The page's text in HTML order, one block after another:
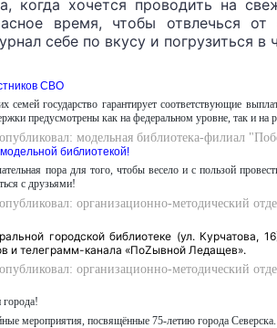
когда хочется проводить на
время, чтобы отвлечься
себе по вкусу и погрузиться в
СВО
государство гарантирует соответствующие
предусмотрены как на федеральном уровне, так и на
модельная библиотека-филиал
библиотекой!
пора для того, чтобы весело и с пользой
с друзьями!
организационно-методический
городской библиотеке (ул. Курчатова,
и телеграмм-канала «ПоZывной Ледащев».
организационно-методический
города!
мероприятия, посвящённые 75-летию города Северска.